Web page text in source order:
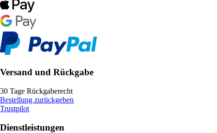
Versand und Rückgabe
30 Tage Rückgaberecht
Bestellung zurückgeben
Trustpilot
Dienstleistungen